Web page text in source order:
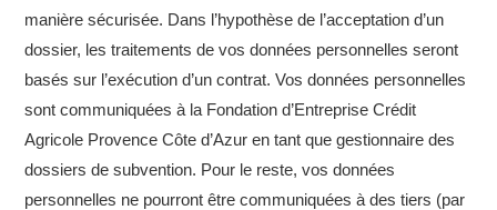
manière sécurisée. Dans l’hypothèse de l’acceptation d’un
dossier, les traitements de vos données personnelles seront
basés sur l’exécution d’un contrat. Vos données personnelles
sont communiquées à la Fondation d’Entreprise Crédit
Agricole Provence Côte d’Azur en tant que gestionnaire des
dossiers de subvention. Pour le reste, vos données
personnelles ne pourront être communiquées à des tiers (par